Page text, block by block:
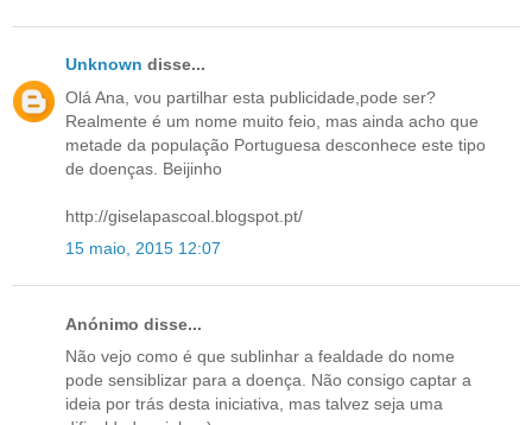
Unknown disse...
Olá Ana, vou partilhar esta publicidade,pode ser?
Realmente é um nome muito feio, mas ainda acho que
metade da população Portuguesa desconhece este tipo
de doenças. Beijinho
http://giselapascoal.blogspot.pt/
15 maio, 2015 12:07
Anónimo disse...
Não vejo como é que sublinhar a fealdade do nome
pode sensiblizar para a doença. Não consigo captar a
ideia por trás desta iniciativa, mas talvez seja uma